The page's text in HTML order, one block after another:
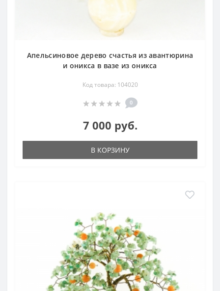
Апельсиновое дерево счастья из авантюрина
и оникса в вазе из оникса
Код товара: 104020
0
7 000 руб.
В КОРЗИНУ